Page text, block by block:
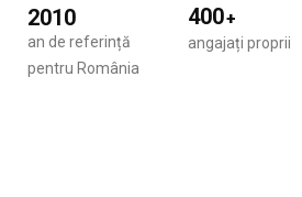
2010
an de referință
pentru România
400+
angajați proprii